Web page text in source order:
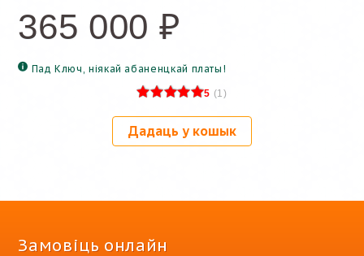
Замовіць онлайн
365 000 ₽
Пад Ключ, ніякай абаненцкай платы!
5 (1)
Дадаць у кошык